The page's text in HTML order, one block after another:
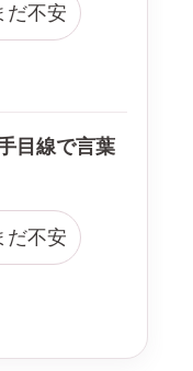
不安
目線で言葉
不安